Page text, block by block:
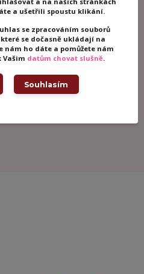
062 233
8-21 hod.)
a ušetřili spoustu klikání.
se zpracováním souborů
se dočasně ukládají na
nám ho dáte a pomůžete nám
Vašim datům chovat slušně.
Souhlasím